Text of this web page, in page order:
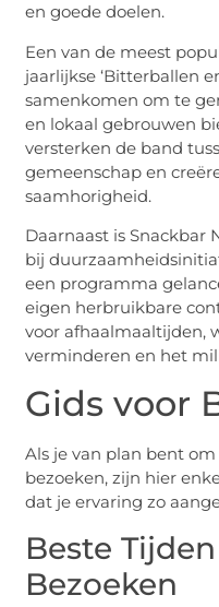
en goede doelen.
Een van de meest
jaarlijkse ‘Bitterballen
samenkomen om te
en lokaal gebrouwen
versterken de band
gemeenschap en
saamhorigheid.
Daarnaast is Snackbar
bij
een programma
eigen herbruikbare
voor afhaalmaaltijden,
verminderen en het
Gids voor
Als je van plan bent
bezoeken, zijn hier
dat je ervaring zo
Beste
Bezoeken